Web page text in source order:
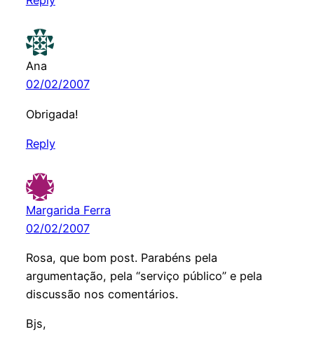
Ana
02/02/2007
Obrigada!
Reply
Margarida Ferra
02/02/2007
Rosa, que bom post. Parabéns pela
argumentação, pela “serviço público” e pela
discussão nos comentários.
Bjs,